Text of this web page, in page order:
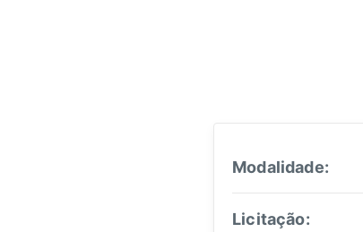
Modalidade:
Licitação: